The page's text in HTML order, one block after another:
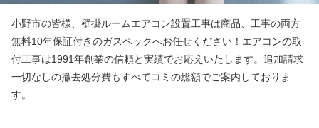
小野市の皆様、壁掛ルームエアコン設置工事は商品、工事の両方
無料10年保証付きのガスペックへお任せください！エアコンの取
付工事は1991年創業の信頼と実績でお応えいたします。追加請求
一切なしの撤去処分費もすべてコミの総額でご案内しておりま
す。